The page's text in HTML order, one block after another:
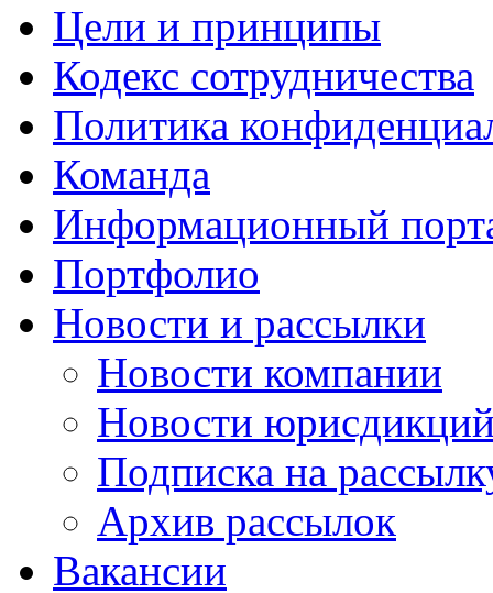
Цели и принципы
Кодекс сотрудничества
Политика
Команда
Информационный
Портфолио
Новости и рассылки
Новости компании
Новости
Подписка на
Архив рассылок
Вакансии